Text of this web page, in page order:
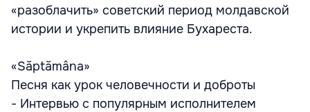
«разоблачить» советский период молдавской
истории и укрепить влияние Бухареста.
«Săptămâna»
Песня как урок человечности и доброты
- Интервью с популярным исполнителем